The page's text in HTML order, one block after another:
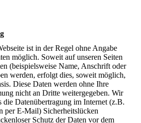
ist in der Regel ohne Angabe
möglich. Soweit auf unseren Seiten
(beispielsweise Name, Anschrift oder
werden, erfolgt dies, soweit möglich,
Diese Daten werden ohne Ihre
nicht an Dritte weitergegeben. Wir
die Datenübertragung im Internet (z.B.
per E-Mail) Sicherheitslücken
Schutz der Daten vor dem